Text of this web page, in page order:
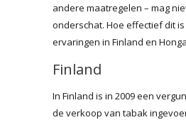
andere maatregelen – mag
onderschat. Hoe effectief dit
ervaringen in Finland en
Finland
In Finland is in 2009 een
de verkoop van tabak